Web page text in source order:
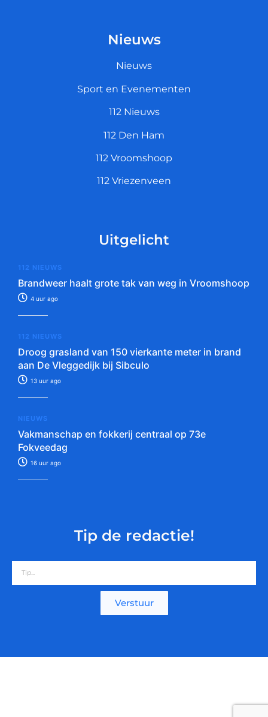
Nieuws
Nieuws
Sport en Evenementen
112 Nieuws
112 Den Ham
112 Vroomshoop
112 Vriezenveen
Uitgelicht
112 NIEUWS
Brandweer haalt grote tak van weg in Vroomshoop
4 uur ago
112 NIEUWS
Droog grasland van 150 vierkante meter in brand
aan De Vleggedijk bij Sibculo
13 uur ago
NIEUWS
Vakmanschap en fokkerij centraal op 73e
Fokveedag
16 uur ago
Tip de redactie!
Verstuur